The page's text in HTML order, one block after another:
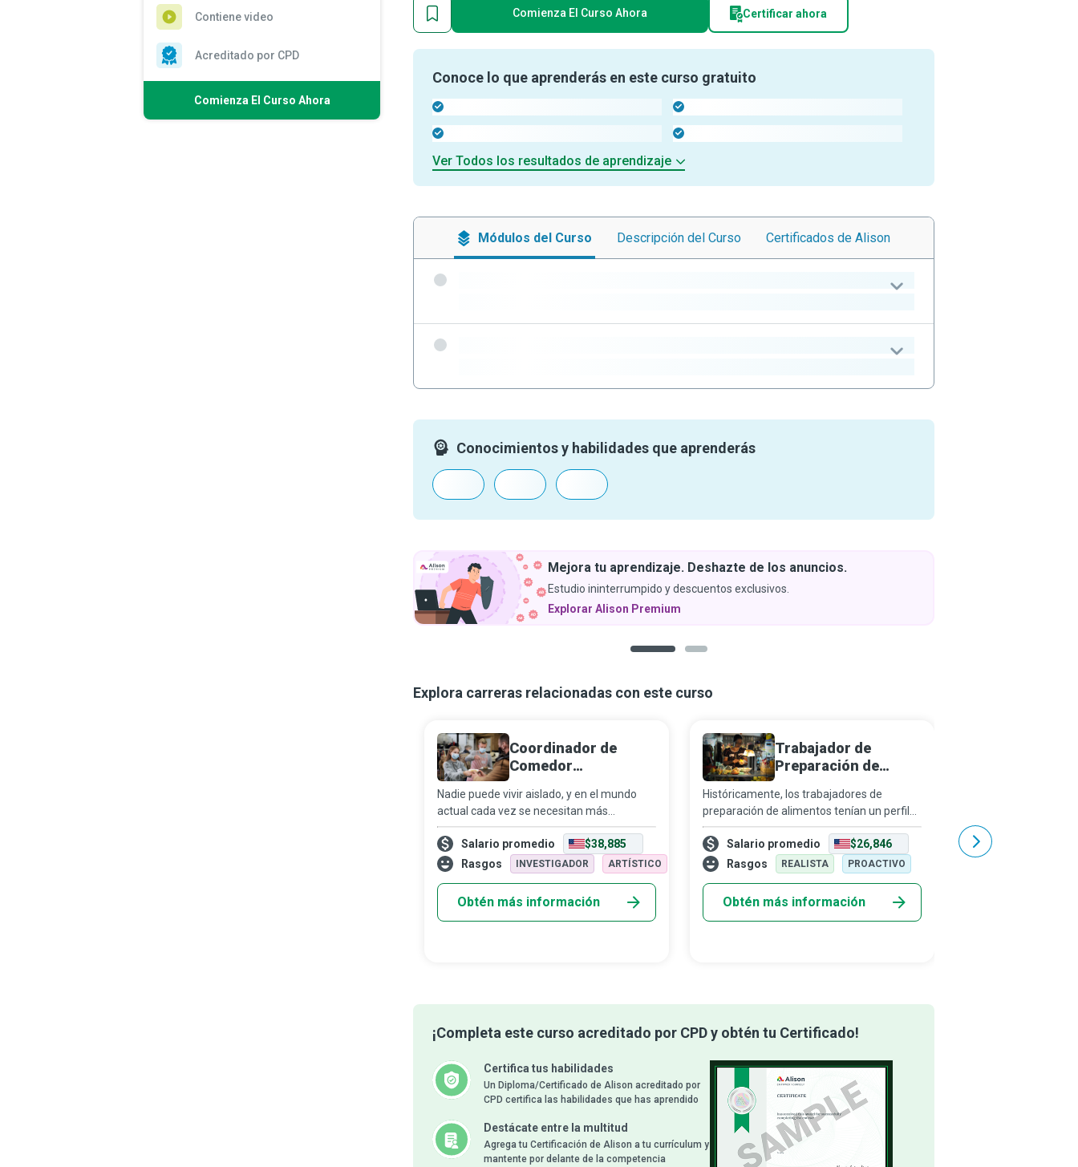
Contiene video
Acreditado por CPD
Comienza El Curso Ahora
Comienza El Curso Ahora Certificar ahora
Conoce lo que aprenderás en este curso gratuito
Ver Todos los resultados de aprendizaje
Módulos del Curso Descripción del Curso Certificados de Alison
Conocimientos y habilidades que aprenderás
Mejora tu aprendizaje. Deshazte de los anuncios.
Estudio ininterrumpido y descuentos exclusivos.
Explorar Alison Premium
Explora carreras relacionadas con este curso
Coordinador de
Comedor
Nadie puede vivir aislado, y en el mundo
actual cada vez se necesitan más
coordinadores de comedor comunitario
que den ejemplo entregándose al servicio
de quienes tienen hambre o están en
Salario promedio
$38,885
Rasgos
INVESTIGADOR ARTÍSTICO
Obtén más información
Trabajador de
Preparación de
Históricamente, los trabajadores de
preparación de alimentos tenían un perfil
bajo en la sociedad y permanecían en las
sombras, invisibles. Sin embargo, hoy en
día desempeñan un papel esencial en la s
Salario promedio
$26,846
Rasgos
REALISTA PROACTIVO
Obtén más información
cuáles serán los
elaboran menús
los comensales a
Salario promedio
¡Completa este curso acreditado por CPD y obtén tu Certificado!
Certifica tus habilidades
Un Diploma/Certificado de Alison acreditado por
CPD certifica las habilidades que has aprendido
Destácate entre la multitud
Agrega tu Certificación de Alison a tu currículum y
mantente por delante de la competencia